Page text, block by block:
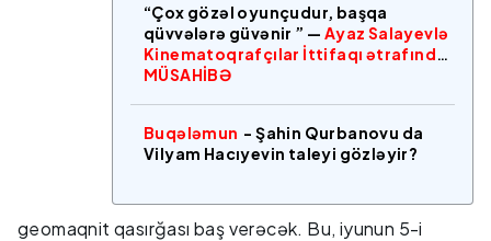
“Çox gözəl oyunçudur, başqa
qüvvələrə güvənir ” — Ayaz Salayevlə
Kinematoqrafçılar İttifaqı ətrafında
MÜSAHİBƏ
Buqələmun - Şahin Qurbanovu da
Vilyam Hacıyevin taleyi gözləyir?
geomaqnit qasırğası baş verəcək. Bu, iyunun 5-i